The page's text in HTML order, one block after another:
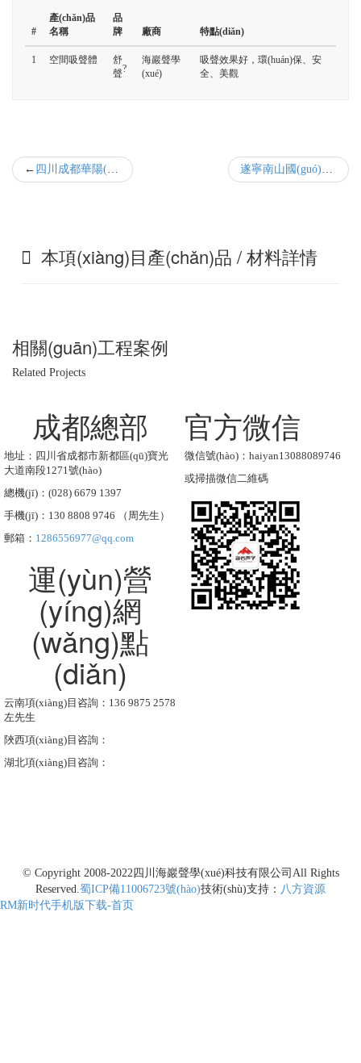
#
產(chǎn)品
名稱
品
牌
廠商 特點(diǎn)
1 空間吸聲體
舒
聲?
海巖聲學
(xué)
吸聲效果好，環(huán)保、安
全、美觀
四川成都華陽(yáng)音樂花園琴房聲學(xué)裝修
本項(xiàng)目產(chǎn)品 / 材料詳情
相關(guān)工程案例
Related Projects
成都總部
地址：四川省成都市新都區(qū)寶光
大道南段1271號(hào)
總機(jī)：(028) 6679 1397
手機(jī)：130 8808 9746 （周先生）
郵箱： 1286556977@qq.com
運(yùn)營
(yíng)網
(wǎng)點
(diǎn)
云南項(xiàng)目咨詢：136 9875 2578
左先生
陜西項(xiàng)目咨詢：
湖北項(xiàng)目咨詢：
官方微信
微信號(hào)：haiyan13088089746
或掃描微信二維碼
© Copyright 2008-2022四川海巖聲學(xué)科技有限公司 All Rights
Reserved.蜀ICP備11006723號(hào)技術(shù)支持： 八方資源
RM新时代手机版下载-首页